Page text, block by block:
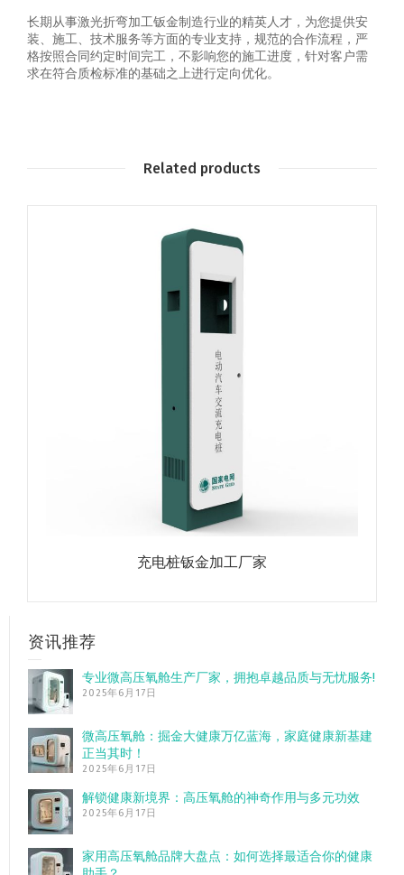
长期从事激光折弯加工钣金制造行业的精英人才，为您提供安
装、施工、技术服务等方面的专业支持，规范的合作流程，严
格按照合同约定时间完工，不影响您的施工进度，针对客户需
求在符合质检标准的基础之上进行定向优化。
Related products
充电桩钣金加工厂家
资讯推荐
专业微高压氧舱生产厂家，拥抱卓越品质与无忧服务!
2025年6月17日
微高压氧舱：掘金大健康万亿蓝海，家庭健康新基建
正当其时！
2025年6月17日
解锁健康新境界：高压氧舱的神奇作用与多元功效
2025年6月17日
家用高压氧舱品牌大盘点：如何选择最适合你的健康